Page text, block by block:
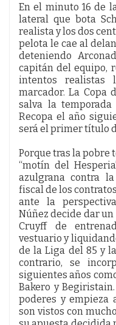
En el minuto 16 de
lateral que bota
realista y los dos
pelota le cae al
deteniendo
capitán del equipo,
intentos realistas
marcador. La Copa
salva la
Recopa el año
será el primer título
Porque tras la pobre
“motín del
azulgrana contra
fiscal de los
ante la
Núñez decide dar un
Cruyff de
vestuario y
de la Liga del 85 y
contrario, se
siguientes años
Bakero y
poderes y empieza
son vistos con